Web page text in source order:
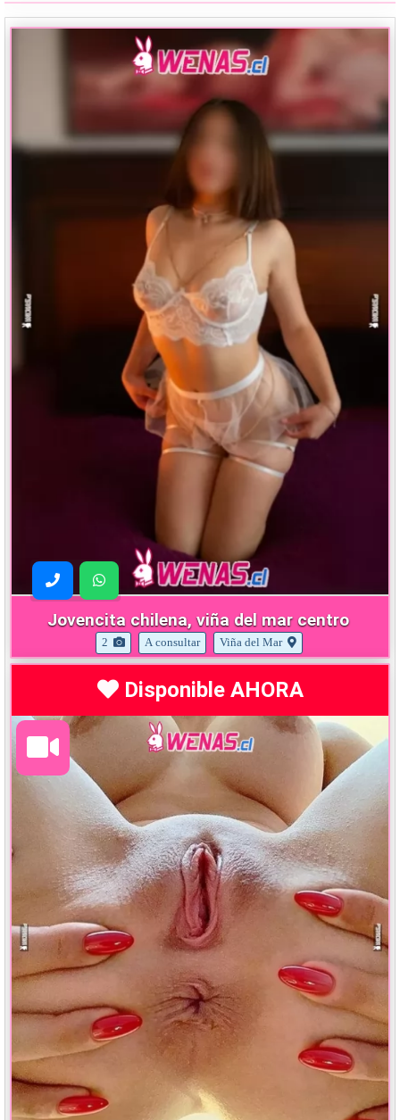
Jovencita chilena, viña del mar centro
2 A consultar Viña del Mar
Disponible AHORA